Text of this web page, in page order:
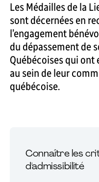
Les Médailles de la
sont décernées en
l’engagement
du dépassement de
Québécoises qui
au sein de leur
québécoise.
Connaître les
d'admissibilité